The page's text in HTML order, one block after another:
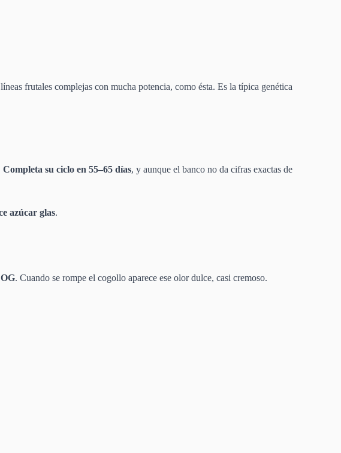
frutales complejas con mucha potencia, como ésta. Es la típica genética
Completa su ciclo en 55–65 días, y aunque el banco no da cifras exactas de
azúcar glas.
. Cuando se rompe el cogollo aparece ese olor dulce, casi cremoso.